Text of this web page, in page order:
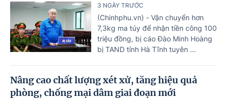
3 NGÀY TRƯỚC
(Chinhphu.vn) - Vận chuyển hơn
7,3kg ma túy để nhận tiền công 100
triệu đồng, bị cáo Đào Minh Hoàng
bị TAND tỉnh Hà Tĩnh tuyên ...
Nâng cao chất lượng xét xử, tăng hiệu quả
phòng, chống mại dâm giai đoạn mới